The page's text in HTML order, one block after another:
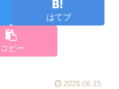
はてブ
コピー
2025.06.15